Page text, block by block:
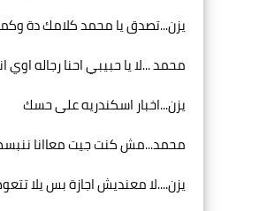
يزن...تصدق يا محمد كلامك دة
محمد ...لا يا حبيبي احنا رجاله
يزن...اخبار اسكندريه على حسك
محمد...مش كنت جيت معاانا
يزن....لا معنديش اجازة بس يلا